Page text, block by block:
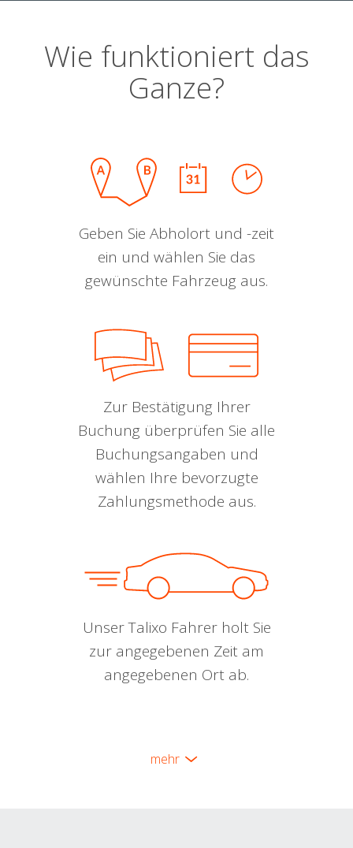
Wie funktioniert das
Ganze?
Geben Sie Abholort und -zeit
ein und wählen Sie das
gewünschte Fahrzeug aus.
Zur Bestätigung Ihrer
Buchung überprüfen Sie alle
Buchungsangaben und
wählen Ihre bevorzugte
Zahlungsmethode aus.
Unser Talixo Fahrer holt Sie
zur angegebenen Zeit am
angegebenen Ort ab.
mehr